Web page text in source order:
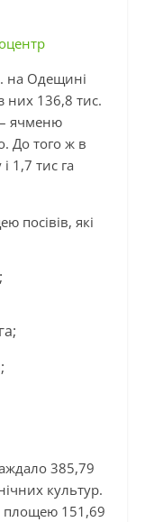
на Одещині
них 136,8 тис.
– ячменю
До того ж в
1,7 тис га
посівів, які
385,79
культур.
площею 151,69